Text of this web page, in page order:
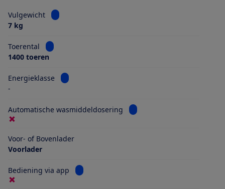
Vulgewicht
Bekijk informatie voor Vulgewicht
7 kg
Toerental
Bekijk informatie voor Toerental
1400 toeren
Energieklasse
Bekijk informatie voor Energieklasse
-
Automatische wasmiddeldosering Bekijk informatie voor
Voor- of Bovenlader
Voorlader
Bediening via app Bekijk informatie voor Bediening via app